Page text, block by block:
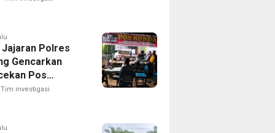
Polres
Gencarkan
Pos
Kapolres Ajak
Jaga
Tim investigasi